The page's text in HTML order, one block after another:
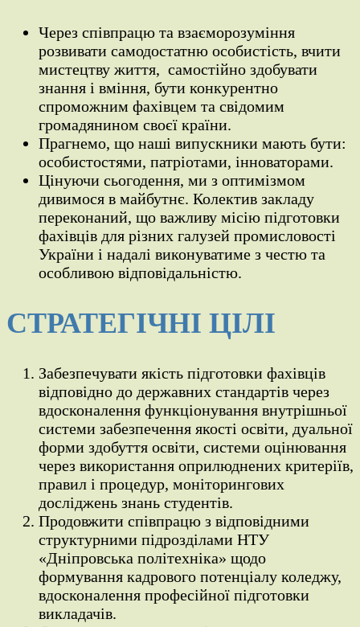
Через співпрацю та взаєморозуміння
розвивати самодостатню особистість, вчити
мистецтву життя, самостійно здобувати
знання і вміння, бути конкурентно
спроможним фахівцем та свідомим
громадянином своєї країни.
Прагнемо, що наші випускники мають бути:
особистостями, патріотами, інноваторами.
Цінуючи сьогодення, ми з оптимізмом
дивимося в майбутнє. Колектив закладу
переконаний, що важливу місію підготовки
фахівців для різних галузей промисловості
України і надалі виконуватиме з честю та
особливою відповідальністю.
СТРАТЕГІЧНІ ЦІЛІ
Забезпечувати якість підготовки фахівців
відповідно до державних стандартів через
вдосконалення функціонування внутрішньої
системи забезпечення якості освіти, дуальної
форми здобуття освіти, системи оцінювання
через використання оприлюднених критеріїв,
правил і процедур, моніторингових
досліджень знань студентів.
Продовжити співпрацю з відповідними
структурними підрозділами НТУ
«Дніпровська політехніка» щодо
формування кадрового потенціалу коледжу,
вдосконалення професійної підготовки
викладачів.